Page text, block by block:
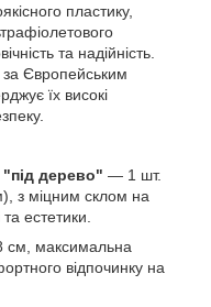
пластику,
та надійність.
за Європейським
їх високі
дерево" — 1 шт.
з міцним склом на
естетики.
см, максимальна
відпочинку на